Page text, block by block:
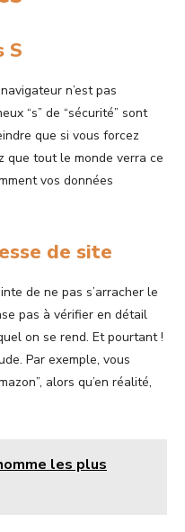
S
n’est pas
“s” de “sécurité” sont
que si vous forcez
que tout le monde verra ce
vos données
de site
de ne pas s’arracher le
pas à vérifier en détail
on se rend. Et pourtant !
Par exemple, vous
alors qu’en réalité,
les plus